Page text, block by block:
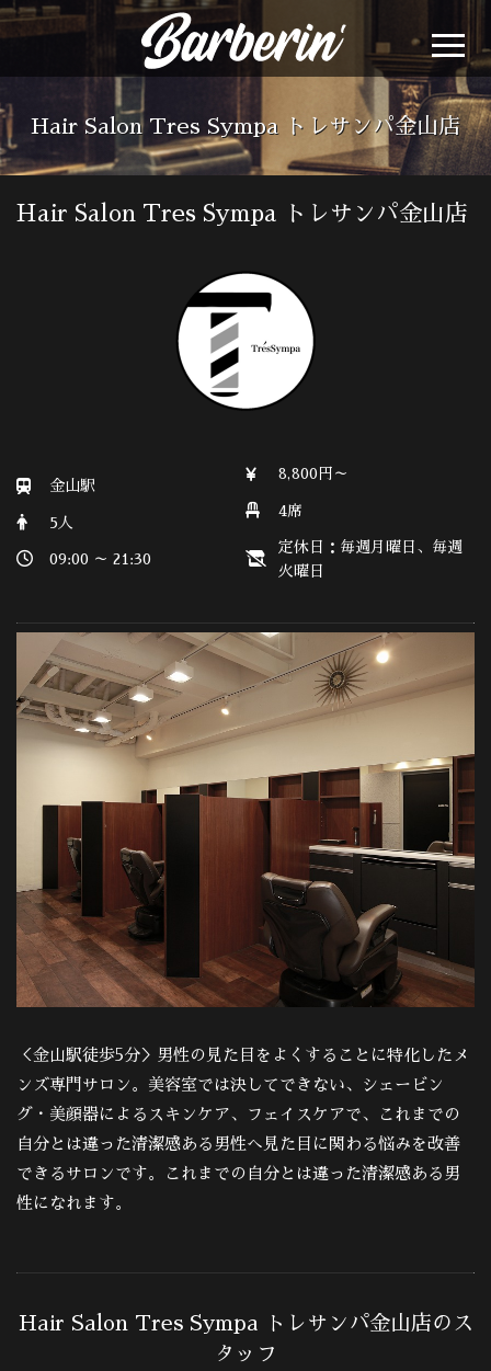
Hair Salon Tres Sympa トレサンパ金山店
Hair Salon Tres Sympa トレサンパ金山店
金山駅
5人
09:00 ～ 21:30
8,800円～
4席
定休日：毎週月曜日、毎週
火曜日
＜金山駅徒歩5分＞男性の見た目をよくすることに特化したメ
ンズ専門サロン。美容室では決してできない、シェービン
グ・美顔器によるスキンケア、フェイスケアで、これまでの
自分とは違った清潔感ある男性へ見た目に関わる悩みを改善
できるサロンです。これまでの自分とは違った清潔感ある男
性になれます。
Hair Salon Tres Sympa トレサンパ金山店のス
タッフ